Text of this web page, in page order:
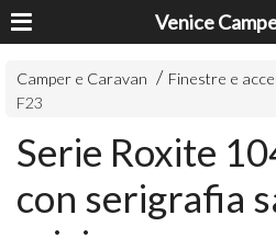
Venice
Camper e Caravan Finestre e
F23
Serie Roxite
con serigrafia